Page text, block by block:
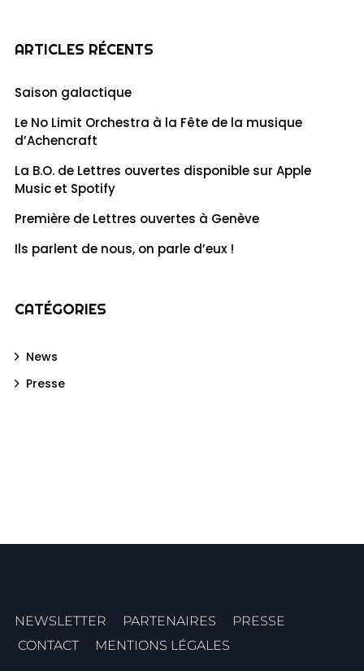
ARTICLES RÉCENTS
Saison galactique
Le No Limit Orchestra à la Fête de la musique
d’Achencraft
La B.O. de Lettres ouvertes disponible sur Apple
Music et Spotify
Première de Lettres ouvertes à Genève
Ils parlent de nous, on parle d’eux !
CATÉGORIES
News
Presse
NEWSLETTER PARTENAIRES PRESSE
CONTACT
MENTIONS LÉGALES